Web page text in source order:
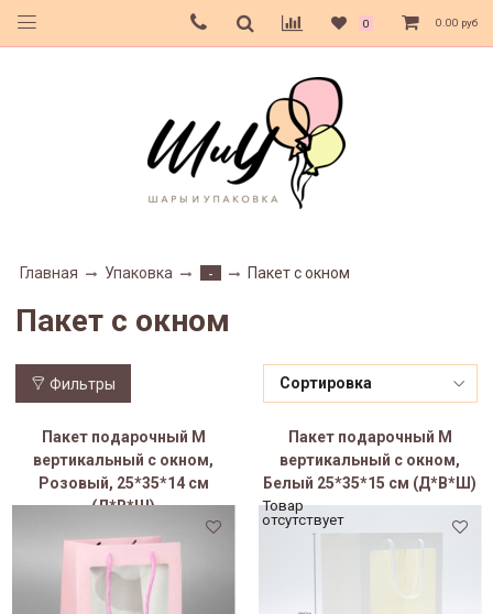
0 0.00 руб
Главная Упаковка - Пакет с окном
Пакет с окном
Фильтры
Пакет подарочный M
вертикальный с окном,
Розовый, 25*35*14 см
(Д*В*Ш)
Пакет подарочный M
вертикальный с окном,
Белый 25*35*15 см (Д*В*Ш)
Товар
отсутствует